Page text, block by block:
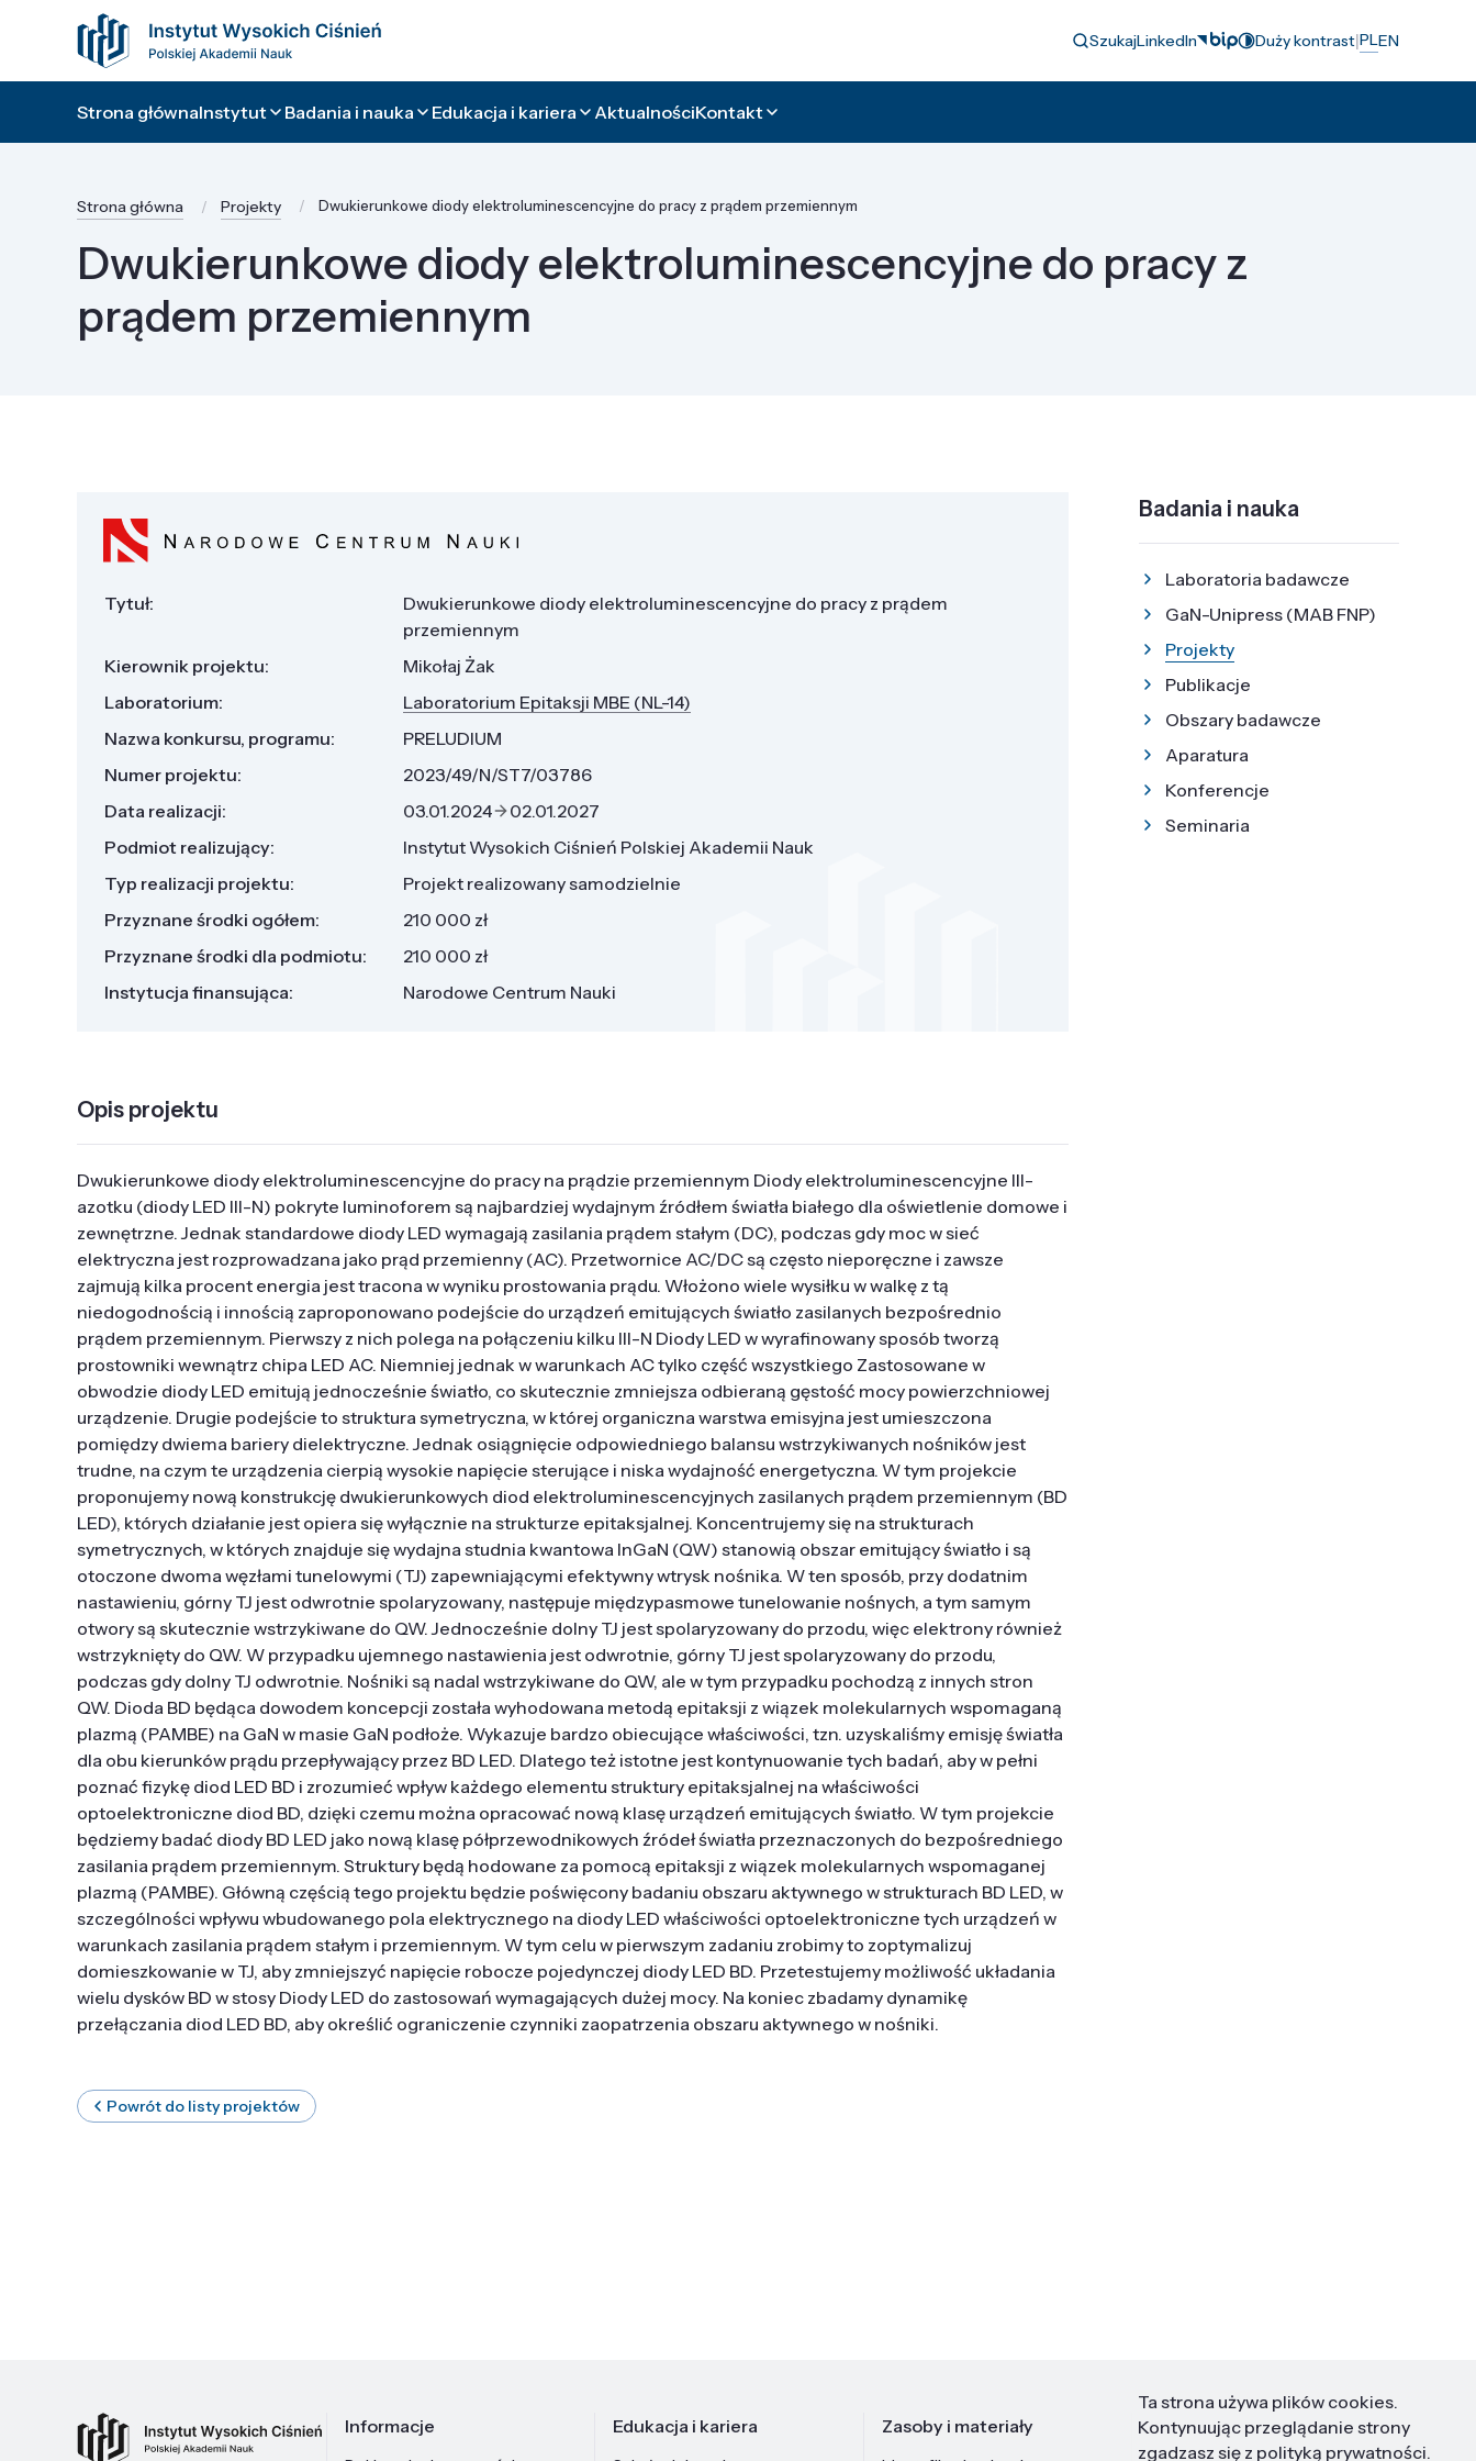
SzukajLinkedIn Duży kontrast|PLEN
Strona głównaInstytut Badania i nauka Edukacja i kariera AktualnościKontakt
Strona główna Projekty Dwukierunkowe diody elektroluminescencyjne do pracy z prądem przemiennym
Dwukierunkowe diody elektroluminescencyjne do pracy z
prądem przemiennym
Tytuł:
Dwukierunkowe diody elektroluminescencyjne do pracy z prądem
przemiennym
Kierownik projektu:
Mikołaj Żak
Laboratorium:
Laboratorium Epitaksji MBE (NL-14)
Nazwa konkursu, programu:
PRELUDIUM
Numer projektu:
2023/49/N/ST7/03786
Data realizacji:
03.01.2024
02.01.2027
Podmiot realizujący:
Instytut Wysokich Ciśnień Polskiej Akademii Nauk
Typ realizacji projektu:
Projekt realizowany samodzielnie
Przyznane środki ogółem:
210 000 zł
Przyznane środki dla podmiotu:
210 000 zł
Instytucja finansująca:
Narodowe Centrum Nauki
Opis projektu
Dwukierunkowe diody elektroluminescencyjne do pracy na prądzie przemiennym Diody elektroluminescencyjne III-
azotku (diody LED III-N) pokryte luminoforem są najbardziej wydajnym źródłem światła białego dla oświetlenie domowe i
zewnętrzne. Jednak standardowe diody LED wymagają zasilania prądem stałym (DC), podczas gdy moc w sieć
elektryczna jest rozprowadzana jako prąd przemienny (AC). Przetwornice AC/DC są często nieporęczne i zawsze
zajmują kilka procent energia jest tracona w wyniku prostowania prądu. Włożono wiele wysiłku w walkę z tą
niedogodnością i innością zaproponowano podejście do urządzeń emitujących światło zasilanych bezpośrednio
prądem przemiennym. Pierwszy z nich polega na połączeniu kilku III-N Diody LED w wyrafinowany sposób tworzą
prostowniki wewnątrz chipa LED AC. Niemniej jednak w warunkach AC tylko część wszystkiego Zastosowane w
obwodzie diody LED emitują jednocześnie światło, co skutecznie zmniejsza odbieraną gęstość mocy powierzchniowej
urządzenie. Drugie podejście to struktura symetryczna, w której organiczna warstwa emisyjna jest umieszczona
pomiędzy dwiema bariery dielektryczne. Jednak osiągnięcie odpowiedniego balansu wstrzykiwanych nośników jest
trudne, na czym te urządzenia cierpią wysokie napięcie sterujące i niska wydajność energetyczna. W tym projekcie
proponujemy nową konstrukcję dwukierunkowych diod elektroluminescencyjnych zasilanych prądem przemiennym (BD
LED), których działanie jest opiera się wyłącznie na strukturze epitaksjalnej. Koncentrujemy się na strukturach
symetrycznych, w których znajduje się wydajna studnia kwantowa InGaN (QW) stanowią obszar emitujący światło i są
otoczone dwoma węzłami tunelowymi (TJ) zapewniającymi efektywny wtrysk nośnika. W ten sposób, przy dodatnim
nastawieniu, górny TJ jest odwrotnie spolaryzowany, następuje międzypasmowe tunelowanie nośnych, a tym samym
otwory są skutecznie wstrzykiwane do QW. Jednocześnie dolny TJ jest spolaryzowany do przodu, więc elektrony również
wstrzyknięty do QW. W przypadku ujemnego nastawienia jest odwrotnie, górny TJ jest spolaryzowany do przodu,
podczas gdy dolny TJ odwrotnie. Nośniki są nadal wstrzykiwane do QW, ale w tym przypadku pochodzą z innych stron
QW. Dioda BD będąca dowodem koncepcji została wyhodowana metodą epitaksji z wiązek molekularnych wspomaganą
plazmą (PAMBE) na GaN w masie GaN podłoże. Wykazuje bardzo obiecujące właściwości, tzn. uzyskaliśmy emisję światła
dla obu kierunków prądu przepływający przez BD LED. Dlatego też istotne jest kontynuowanie tych badań, aby w pełni
poznać fizykę diod LED BD i zrozumieć wpływ każdego elementu struktury epitaksjalnej na właściwości
optoelektroniczne diod BD, dzięki czemu można opracować nową klasę urządzeń emitujących światło. W tym projekcie
będziemy badać diody BD LED jako nową klasę półprzewodnikowych źródeł światła przeznaczonych do bezpośredniego
zasilania prądem przemiennym. Struktury będą hodowane za pomocą epitaksji z wiązek molekularnych wspomaganej
plazmą (PAMBE). Główną częścią tego projektu będzie poświęcony badaniu obszaru aktywnego w strukturach BD LED, w
szczególności wpływu wbudowanego pola elektrycznego na diody LED właściwości optoelektroniczne tych urządzeń w
warunkach zasilania prądem stałym i przemiennym. W tym celu w pierwszym zadaniu zrobimy to zoptymalizuj
domieszkowanie w TJ, aby zmniejszyć napięcie robocze pojedynczej diody LED BD. Przetestujemy możliwość układania
wielu dysków BD w stosy Diody LED do zastosowań wymagających dużej mocy. Na koniec zbadamy dynamikę
przełączania diod LED BD, aby określić ograniczenie czynniki zaopatrzenia obszaru aktywnego w nośniki.
Powrót do listy projektów
Badania i nauka
Laboratoria badawcze
GaN-Unipress (MAB FNP)
Projekty
Publikacje
Obszary badawcze
Aparatura
Konferencje
Seminaria
Informacje Edukacja i kariera Zasoby i materiały Kontakt
Ta strona używa plików cookies.
Kontynuując przeglądanie strony
zgadzasz się z polityką prywatności.